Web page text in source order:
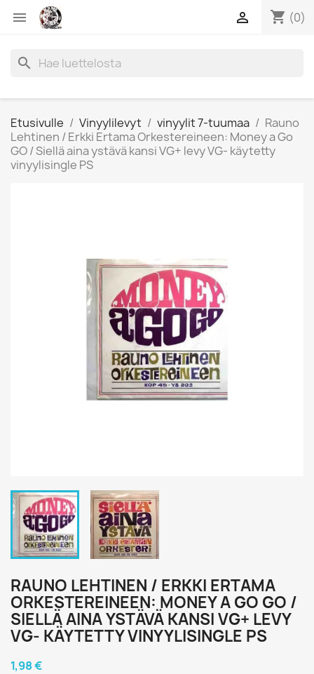
 shopping_cart (0)

search
Etusivulle Vinyylilevyt vinyylit 7-tuumaa
Rauno
Lehtinen / Erkki Ertama Orkestereineen: Money a Go
GO / Siellä aina ystävä kansi VG+ levy VG- käytetty
vinyylisingle PS
RAUNO LEHTINEN / ERKKI ERTAMA
ORKESTEREINEEN: MONEY A GO GO /
SIELLÄ AINA YSTÄVÄ KANSI VG+ LEVY
VG- KÄYTETTY VINYYLISINGLE PS
1,98 €